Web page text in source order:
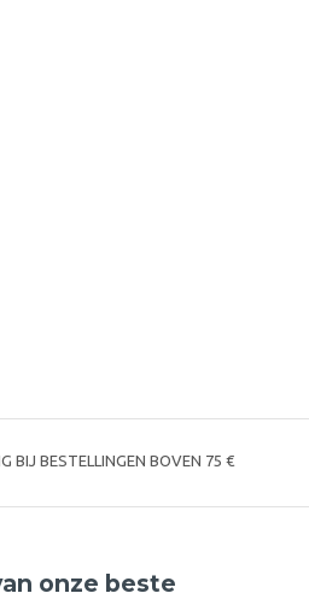
BIJ BESTELLINGEN BOVEN 75 €
onze beste